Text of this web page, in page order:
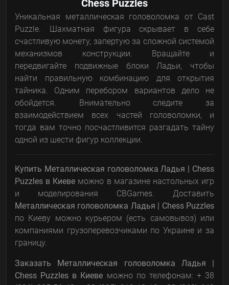
Chess Puzzles
Уникальная металлическая головоломка от Cast
Puzzle. Шахматная фигура скрывает в себе
счастливую монету, запертую за сложной системой
механизмов конструкции. Вращайте и
передвигайте подвижные блоки Ладьи, чтобы
найти правильную комбинацию для открытия
тайника. Одним перебором вариантов дело не
обойдется. Внимательно следите за
взаимодействием всех частей головоломки, и
тогда вам точно посчастливится разгадать тайну
одной из шести фигур коллекции.
Купить Металлическая головоломка Ладья | Chess
Puzzles в Киеве можно в магазине настольных игр
и моделирования CBGames. Доставить
Металлическая головоломка Ладья | Chess Puzzles
по Киеву можно курьером (есть самовывоз) или
компаниями грузоперевозчиками по Украине и за
границу.
Заказать Металлическая головоломка Ладья |
Chess Puzzles в Киеве можно по телефонам: + 38